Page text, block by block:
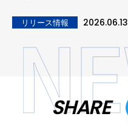
リリース情報 2026.06.13
SHARE